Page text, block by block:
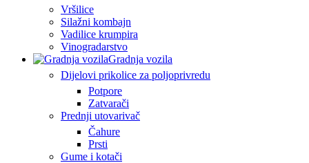
Vršilice
Silažni kombajn
Vadilice krumpira
Vinogradarstvo
Gradnja vozila
Dijelovi prikolice za poljoprivredu
Potpore
Zatvarači
Prednji utovarivač
Čahure
Prsti
Gume i kotači